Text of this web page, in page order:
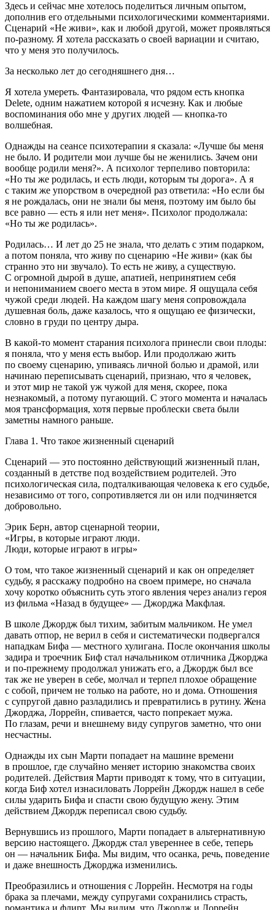
Здесь и сейчас мне хотелось поделиться личным опытом,
дополнив его отдельными психологическими комментариями.
Сценарий «Не живи», как и любой другой, может проявляться
по-разному. Я хотела рассказать о своей вариации и считаю,
что у меня это получилось.
За несколько лет до сегодняшнего дня…
Я хотела умереть. Фантазировала, что рядом есть кнопка
Delete, одним нажатием которой я исчезну. Как и любые
воспоминания обо мне у других людей — кнопка-то
волшебная.
Однажды на сеансе психотерапии я сказала: «Лучше бы меня
не было. И родители мои лучше бы не женились. Зачем они
вообще родили меня?». А психолог терпеливо повторила:
«Но ты же родилась, и есть люди, которым ты дорога». А я
с таким же упорством в очередной раз ответила: «Но если бы
я не рождалась, они не знали бы меня, поэтому им было бы
все равно — есть я или нет меня». Психолог продолжала:
«Но ты же родилась».
Родилась… И лет до 25 не знала, что делать с этим подарком,
а потом поняла, что живу по сценарию «Не живи» (как бы
странно это ни звучало). То есть не живу, а существую.
С огромной дырой в душе, апатией, непринятием себя
и непониманием своего места в этом мире. Я ощущала себя
чужой среди людей. На каждом шагу меня сопровождала
душевная боль, даже казалось, что я ощущаю ее физически,
словно в груди по центру дыра.
В какой-то момент старания психолога принесли свои плоды:
я поняла, что у меня есть выбор. Или продолжаю жить
по своему сценарию, упиваясь личной болью и драмой, или
начинаю переписывать сценарий, признаю, что я человек,
и этот мир не такой уж чужой для меня, скорее, пока
незнакомый, а потому пугающий. С этого момента и началась
моя трансформация, хотя первые проблески света были
заметны намного раньше.
Глава 1. Что такое жизненный сценарий
Сценарий — это постоянно действующий жизненный план,
созданный в детстве под воздействием родителей. Это
психологическая сила, подталкивающая человека к его судьбе,
независимо от того, сопротивляется ли он или подчиняется
добровольно.
Эрик Берн, автор сценарной теории,
«Игры, в которые играют люди.
Люди, которые играют в игры»
О том, что такое жизненный сценарий и как он определяет
судьбу, я расскажу подробно на своем примере, но сначала
хочу коротко объяснить суть этого явления через анализ героя
из фильма «Назад в будущее» — Джорджа Макфлая.
В школе Джордж был тихим, забитым мальчиком. Не умел
давать отпор, не верил в себя и систематически подвергался
нападкам Бифа — местного хулигана. После окончания школы
задира и троечник Биф стал начальником отличника Джорджа
и по-прежнему продолжал унижать его, а Джордж был все
так же не уверен в себе, молчал и терпел плохое обращение
с собой, причем не только на работе, но и дома. Отношения
с супругой давно разладились и превратились в рутину. Жена
Джорджа, Лоррейн, спивается, часто попрекает мужа.
По глазам, речи и внешнему виду супругов заметно, что они
несчастны.
Однажды их сын Марти попадает на машине времени
в прошлое, где случайно меняет историю знакомства своих
родителей. Действия Марти приводят к тому, что в ситуации,
когда Биф хотел изнасиловать Лоррейн Джордж нашел в себе
силы ударить Бифа и спасти свою будущую жену. Этим
действием Джордж переписал свою судьбу.
Вернувшись из прошлого, Марти попадает в альтернативную
версию настоящего. Джордж стал увереннее в себе, теперь
он — начальник Бифа. Мы видим, что осанка, речь, поведение
и даже внешность Джорджа изменились.
Преобразились и отношения с Лоррейн. Несмотря на годы
брака за плечами, между супругами сохранились страсть,